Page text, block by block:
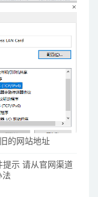
的网站地址
示 请从官网渠道
法